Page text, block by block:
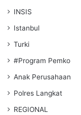
INSIS
Istanbul
Turki
#Program Pemko
Anak Perusahaan
Polres Langkat
REGIONAL